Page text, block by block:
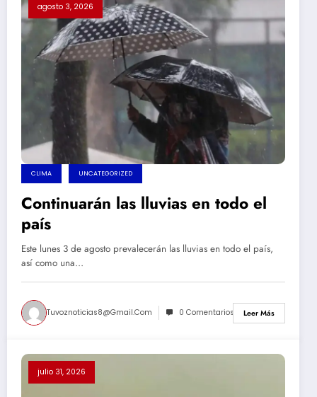
agosto 3, 2026
CLIMA UNCATEGORIZED
Continuarán las lluvias en todo el
país
Este lunes 3 de agosto prevalecerán las lluvias en todo el país,
así como una…
Tuvoznoticias8@gmail.com 0 Comentarios Leer Más
julio 31, 2026